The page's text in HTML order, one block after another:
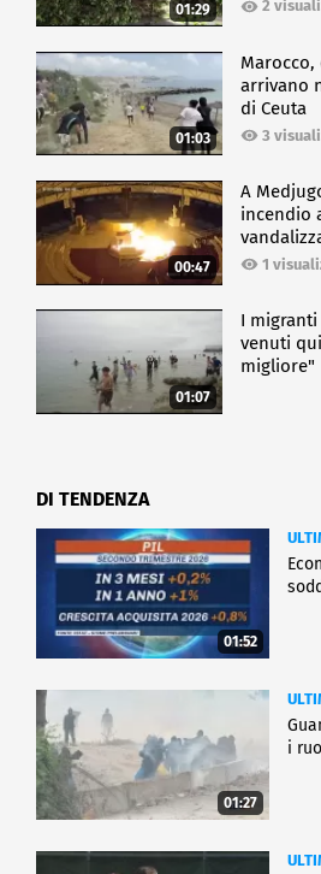
01:29 2
01:03
arrivano
di Ceuta
3
00:47
A
incendio
1
01:07
I migranti
venuti
migliore"
DI TENDENZA
01:52
01:27
i